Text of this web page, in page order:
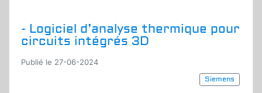
- Logiciel d’analyse thermique pour
circuits intégrés 3D
Publié le 27-06-2024
Siemens